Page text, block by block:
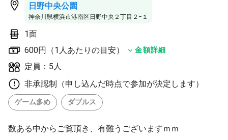
日野中央公園
神奈川県横浜市港南区日野中央２丁目２−１
1面
600円（1人あたりの目安）
金額詳細
定員：5人
非承認制（申し込んだ時点で参加が決定します）
ゲーム多め ダブルス
数ある中からご覧頂き、有難うございますｍｍ